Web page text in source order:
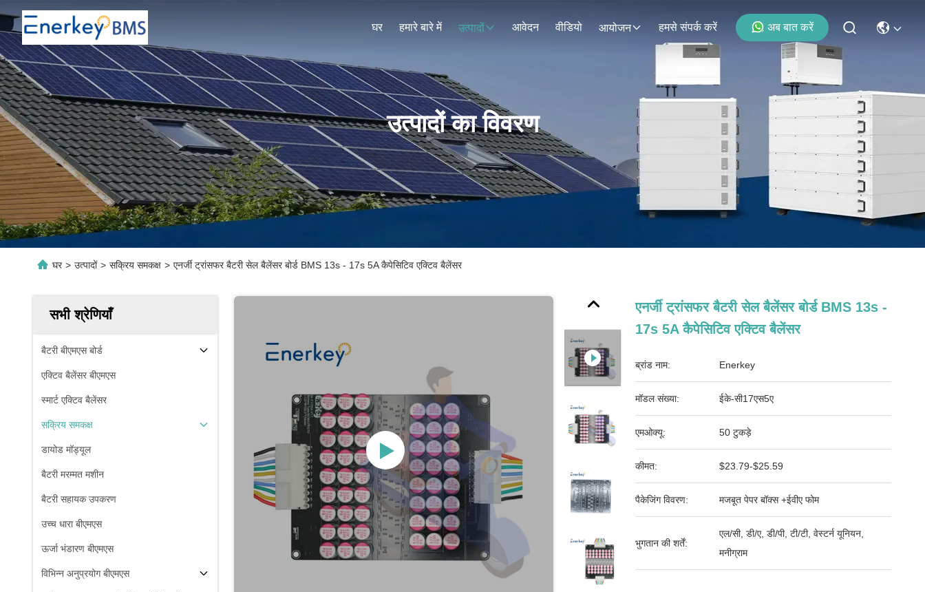
घर हमारे बारे में उत्पादों आवेदन वीडियो आयोजन हमसे संपर्क करें अब बात करें
उत्पादों का विवरण
घर > उत्पादों > सक्रिय समकक्ष > एनर्जी ट्रांसफर बैटरी सेल बैलेंसर बोर्ड BMS 13s - 17s 5A कैपेसिटिव एक्टिव बैलेंसर
सभी श्रेणियाँ
बैटरी बीएमएस बोर्ड
एक्टिव बैलेंसर बीएमएस
स्मार्ट एक्टिव बैलेंसर
सक्रिय समकक्ष
डायोड मॉड्यूल
बैटरी मरम्मत मशीन
बैटरी सहायक उपकरण
उच्च धारा बीएमएस
ऊर्जा भंडारण बीएमएस
विभिन्न अनुप्रयोग बीएमएस
एनर्जी ट्रांसफर बैटरी सेल बैलेंसर बोर्ड BMS 13s -
17s 5A कैपेसिटिव एक्टिव बैलेंसर
ब्रांड नाम: Enerkey
मॉडल संख्या: ईके-सी17एस5ए
एमओक्यू: 50 टुकड़े
कीमत: $23.79-$25.59
पैकेजिंग विवरण: मजबूत पेपर बॉक्स +ईवीए फोम
भुगतान की शर्तें:
एल/सी, डी/ए, डी/पी, टी/टी, वेस्टर्न यूनियन,
मनीग्राम